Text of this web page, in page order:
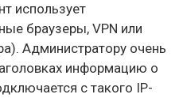
использует
браузеры, VPN или
Администратору очень
информацию о
с такого IP-